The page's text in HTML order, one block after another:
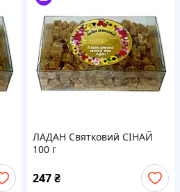
ЛАДАН Святковий СІНАЙ
100 г
247₴